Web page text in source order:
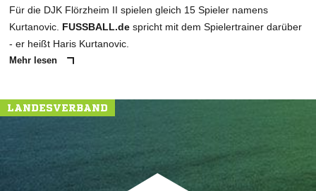
Für die DJK Flörzheim II spielen gleich 15 Spieler namens
Kurtanovic. FUSSBALL.de spricht mit dem Spielertrainer darüber
- er heißt Haris Kurtanovic.
Mehr lesen
LANDESVERBAND